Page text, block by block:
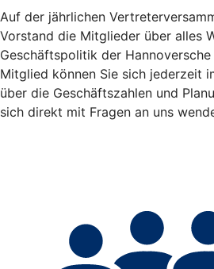
Auf der jährlichen
Vorstand die Mitglieder über alles
Geschäftspolitik der
Mitglied können Sie sich jederzeit
über die Geschäftszahlen und
sich direkt mit Fragen an uns